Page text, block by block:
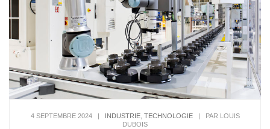
4 SEPTEMBRE 2024| INDUSTRIE, TECHNOLOGIE|
PAR LOUIS
DUBOIS